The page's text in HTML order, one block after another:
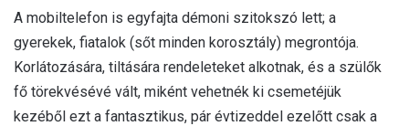
A mobiltelefon is egyfajta démoni szitokszó lett; a
gyerekek, fiatalok (sőt minden korosztály) megrontója.
Korlátozására, tiltására rendeleteket alkotnak, és a szülők
fő törekvésévé vált, miként vehetnék ki csemetéjük
kezéből ezt a fantasztikus, pár évtizeddel ezelőtt csak a